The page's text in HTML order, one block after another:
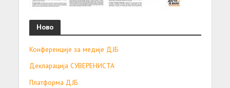
Ново
Конференције за медије ДЈБ
Декларација СУВЕРЕНИСТА
Платформа ДЈБ